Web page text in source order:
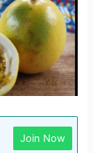
Join Now